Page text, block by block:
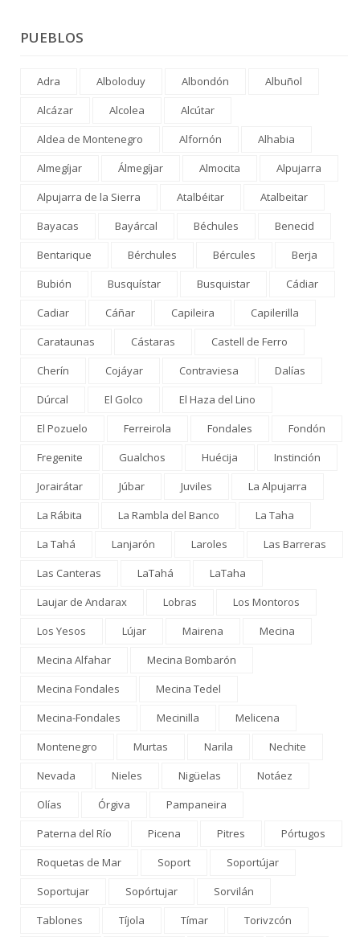
PUEBLOS
Adra Alboloduy Albondón
Albuñol
Alcázar
Alcolea
Alcútar
Aldea de Montenegro
Alfornón
Alhabia
Almegíjar
Álmegíjar Almocita
Alpujarra
Alpujarra de la Sierra
Atalbéitar
Atalbeitar
Bayacas
Bayárcal Béchules
Benecid
Bentarique
Bérchules Bércules
Berja
Bubión
Busquístar Busquistar
Cádiar
Cadiar
Cáñar Capileira
Capilerilla
Carataunas
Cástaras
Castell de Ferro
Cherín
Cojáyar Contraviesa
Dalías
Dúrcal
El Golco
El Haza del Lino
El Pozuelo
Ferreirola Fondales
Fondón
Fregenite
Gualchos Huécija
Instinción
Jorairátar
Júbar Juviles
La Alpujarra
La Rábita
La Rambla del Banco
La Taha
La Tahá
Lanjarón Laroles
Las Barreras
Las Canteras
LaTahá
LaTaha
Laujar de Andarax
Lobras
Los Montoros
Los Yesos
Lújar Mairena
Mecina
Mecina Alfahar
Mecina Bombarón
Mecina Fondales
Mecina Tedel
Mecina-Fondales
Mecinilla
Melicena
Montenegro
Murtas Narila
Nechite
Nevada
Nieles Nigüelas
Notáez
Olías
Órgiva
Pampaneira
Paterna del Río
Picena Pitres
Pórtugos
Roquetas de Mar
Soport
Soportújar
Soportujar
Sopórtujar
Sorvilán
Tablones
Tíjola Tímar
Torivzcón